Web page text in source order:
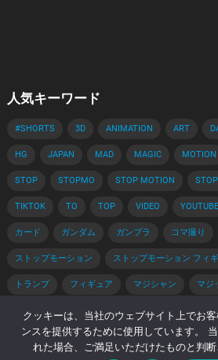
人気キーワード
#SHORTS 3D ANIMATION ART
HG JAPAN MAD MAGIC MOTION
STOP STOPMO STOP MOTION
TIKTOK TO TOP VIDEO YOUTUBE
カード ガンダム ガンプラ コマ撮り
ストップモーション ストップモーション フィ
トランプ フィギュア マジシャン マジ
手品 手品 種明かし 種明かし 簡単
クッキーは、当社のウェブサイト上でお
ンスを提供するために使用しています。
れた場合、ご満足いただけたものと判断